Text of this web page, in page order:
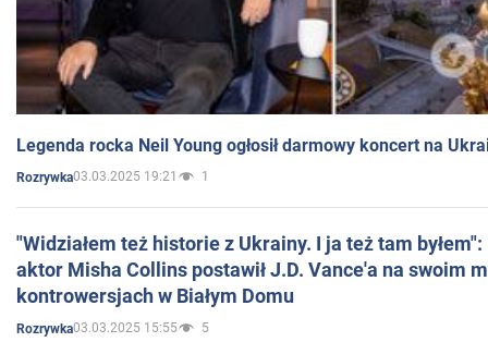
Legenda rocka Neil Young ogłosił darmowy koncert na
Rozrywka03.03.2025 19:21 1
"Widziałem też historie z Ukrainy. I ja też tam
aktor Misha Collins postawił J.D. Vance'a na swoim
kontrowersjach w Białym Domu
Rozrywka03.03.2025 15:55 5